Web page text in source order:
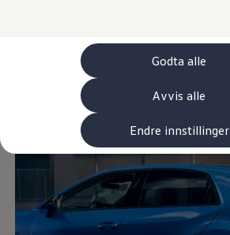
Godta alle
Avvis alle
Endre innstillinger
Lastsikring
Billån
Bilforsikring
Varebiler med firehjulstrekk
Proff leasing
Kundeløfter
Connect Pro
Klimakalkulator
Finansiering
Prislister
Leasing
Billån
Lease eller kjøpe bil
Bilforsikring